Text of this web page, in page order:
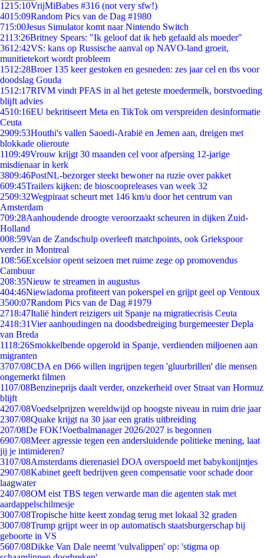
1215:10VrijMiBabes #316 (not very sfw!)
4015:09Random Pics van de Dag #1980
715:00Jesus Simulator komt naar Nintendo Switch
2113:26Britney Spears: "Ik geloof dat ik heb gefaald als moeder"
3612:42VS: kans op Russische aanval op NAVO-land groeit,
munitietekort wordt probleem
1512:28Broer 135 keer gestoken en gesneden: zes jaar cel en tbs voor
doodslag Gouda
1512:17RIVM vindt PFAS in al het geteste moedermelk, borstvoeding
blijft advies
4510:16EU bekritiseert Meta en TikTok om verspreiden desinformatie
Ceuta
2909:53Houthi's vallen Saoedi-Arabië en Jemen aan, dreigen met
blokkade olieroute
1109:49Vrouw krijgt 30 maanden cel voor afpersing 12-jarige
misdienaar in kerk
3809:46PostNL-bezorger steekt bewoner na ruzie over pakket
609:45Trailers kijken: de bioscoopreleases van week 32
2509:32Wegpiraat scheurt met 146 km/u door het centrum van
Amsterdam
709:28Aanhoudende droogte veroorzaakt scheuren in dijken Zuid-
Holland
008:59Van de Zandschulp overleeft matchpoints, ook Griekspoor
verder in Montreal
108:56Excelsior opent seizoen met ruime zege op promovendus
Cambuur
208:35Nieuw te streamen in augustus
404:46Niewiadoma profiteert van pokerspel en grijpt geel op Ventoux
3500:07Random Pics van de Dag #1979
2718:47Italië hindert reizigers uit Spanje na migratiecrisis Ceuta
2418:31Vier aanhoudingen na doodsbedreiging burgemeester Depla
van Breda
1118:26Smokkelbende opgerold in Spanje, verdienden miljoenen aan
migranten
3707/08CDA en D66 willen ingrijpen tegen 'gluurbrillen' die mensen
ongemerkt filmen
1107/08Benzineprijs daalt verder, onzekerheid over Straat van Hormuz
blijft
4207/08Voedselprijzen wereldwijd op hoogste niveau in ruim drie jaar
2307/08Quake krijgt na 30 jaar een gratis uitbreiding
207/08De FOK!Voetbalmanager 2026/2027 is begonnen
6907/08Meer agressie tegen een andersluidende politieke mening, laat
jij je intimideren?
3107/08Amsterdams dierenasiel DOA overspoeld met babykonijntjes
2907/08Kabinet geeft bedrijven geen compensatie voor schade door
laagwater
2407/08OM eist TBS tegen verwarde man die agenten stak met
aardappelschilmesje
3007/08Tropische hitte keert zondag terug met lokaal 32 graden
3007/08Trump grijpt weer in op automatisch staatsburgerschap bij
geboorte in VS
5607/08Dikke Van Dale neemt 'vulvalippen' op: 'stigma op